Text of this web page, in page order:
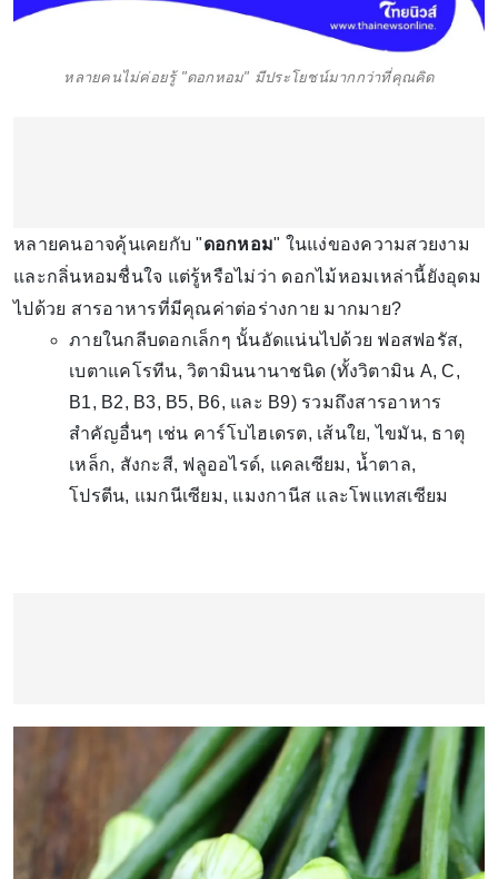
หลายคนไม่ค่อยรู้ "ดอกหอม" มีประโยชน์มากกว่าที่คุณคิด
หลายคนอาจคุ้นเคยกับ "ดอกหอม" ในแง่ของความสวยงาม
และกลิ่นหอมชื่นใจ แต่รู้หรือไม่ว่า ดอกไม้หอมเหล่านี้ยังอุดม
ไปด้วย สารอาหารที่มีคุณค่าต่อร่างกาย มากมาย?
ภายในกลีบดอกเล็กๆ นั้นอัดแน่นไปด้วย ฟอสฟอรัส,
เบตาแคโรทีน, วิตามินนานาชนิด (ทั้งวิตามิน A, C,
B1, B2, B3, B5, B6, และ B9) รวมถึงสารอาหาร
สำคัญอื่นๆ เช่น คาร์โบไฮเดรต, เส้นใย, ไขมัน, ธาตุ
เหล็ก, สังกะสี, ฟลูออไรด์, แคลเซียม, น้ำตาล,
โปรตีน, แมกนีเซียม, แมงกานีส และโพแทสเซียม